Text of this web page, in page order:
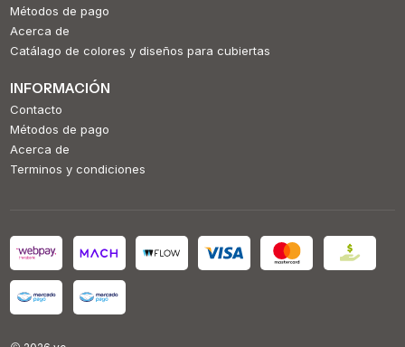
Métodos de pago
Acerca de
Catálago de colores y diseños para cubiertas
INFORMACIÓN
Contacto
Métodos de pago
Acerca de
Terminos y condiciones